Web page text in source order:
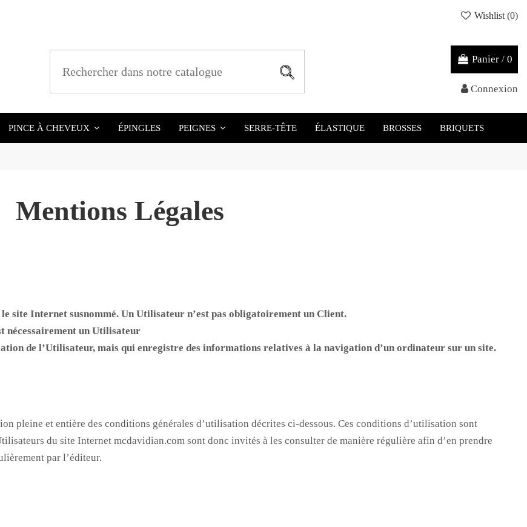
Wishlist (0)
Panier / 0
Connexion
PINCE À CHEVEUX ÉPINGLES PEIGNES SERRE-TÊTE ÉLASTIQUE BROSSES BRIQUETS
Mentions Légales
site Internet susnommé. Un Utilisateur n’est pas obligatoirement un Client.
nécessairement un Utilisateur
de l’Utilisateur, mais qui enregistre des informations relatives à la navigation d’un ordinateur sur un site.
pleine et entière des conditions générales d’utilisation décrites ci-dessous. Ces conditions d’utilisation sont
du site Internet mcdavidian.com sont donc invités à les consulter de manière régulière afin d’en prendre
par l’éditeur.